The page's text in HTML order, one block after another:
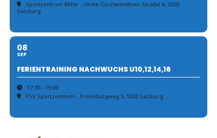
Sportzentrum Mitte , Ulrike-Gschwandtner-Straße 6, 5020
Salzburg
08
SEP
FERIENTRAINING NACHWUCHS U10,12,14,16
17:30 - 19:00
PSV Sportzentrum , Frohnburgweg 5, 5020 Salzburg